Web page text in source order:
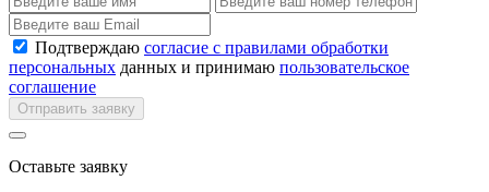
Подтверждаю согласие с правилами обработки
персональных данных и принимаю пользовательское
соглашение
Отправить заявку
Оставьте заявку